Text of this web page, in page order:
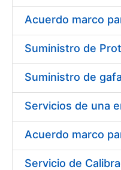
Erakutsi/Ezkutatu